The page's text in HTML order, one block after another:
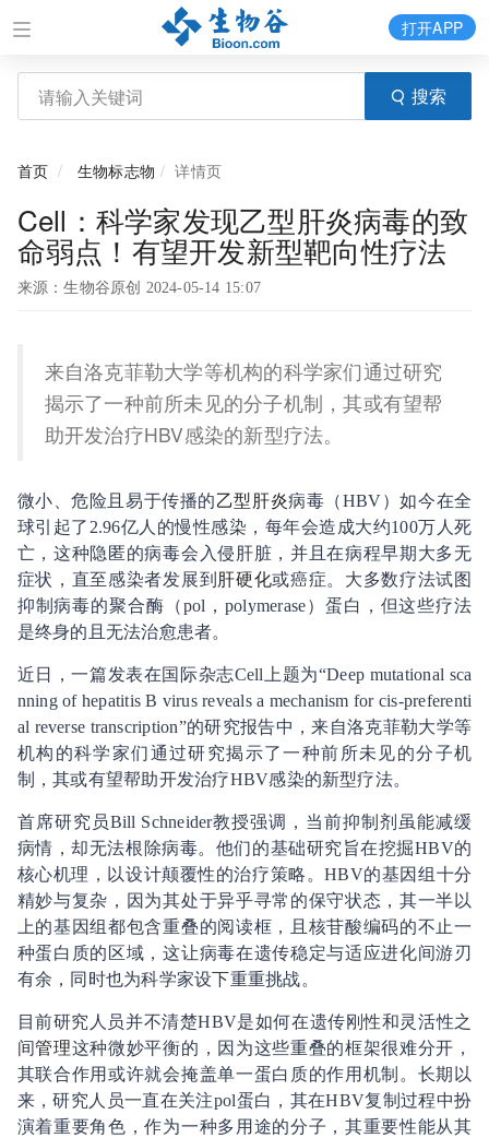
搜索
打开APP
首页 生物标志物 详情页
Cell：科学家发现乙型肝炎病毒的致
命弱点！有望开发新型靶向性疗法
来源：生物谷原创 2024-05-14 15:07
来自洛克菲勒大学等机构的科学家们通过研究
揭示了一种前所未见的分子机制，其或有望帮
助开发治疗HBV感染的新型疗法。
微小、危险且易于传播的乙型肝炎病毒（HBV）如今在全
球引起了2.96亿人的慢性感染，每年会造成大约100万人死
亡，这种隐匿的病毒会入侵肝脏，并且在病程早期大多无
症状，直至感染者发展到 肝硬化或癌症。大多数疗法试图
抑制病毒的聚合酶（pol，polymerase）蛋白，但这些疗法
是终身的且无法治愈患者。
近日，一篇发表在国际杂志Cell上题为“Deep mutational sca
nning of hepatitis B virus reveals a mechanism for cis-preferenti
al reverse transcription”的研究报告中，来自洛克菲勒大学等
机构的科学家们通过研究揭示了一种前所未见的分子机
制，其或有望帮助开发治疗HBV感染的新型疗法。
首席研究员Bill Schneider教授强调，当前抑制剂虽能减缓
病情，却无法根除病毒。他们的基础研究旨在挖掘HBV的
核心机理，以设计颠覆性的治疗策略。HBV的基因组十分
精妙与复杂，因为其处于异乎寻常的保守状态，其一半以
上的基因组都包含重叠的阅读框，且核苷酸编码的不止一
种蛋白质的区域，这让病毒在遗传稳定与适应进化间游刃
有余，同时也为科学家设下重重挑战。
目前研究人员并不清楚HBV是如何在遗传刚性和灵活性之
间管理这种微妙平衡的，因为这些重叠的框架很难分开，
其联合作用或许就会掩盖单一蛋白质的作用机制。长期以
来，研究人员一直在关注pol蛋白，其在HBV复制过程中扮
演着重要角色，作为一种多用途的分子，其重要性能从其